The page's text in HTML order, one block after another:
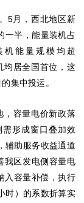
5月，西北地区新
一半，能量装机占
机能量规模均超
均居全国首位，这
集中投运。
，容量电价新政落
形成窗口叠加效
辅助服务收益通道
我区发电侧容量电
入容量补偿，执行
时）的系数折算实